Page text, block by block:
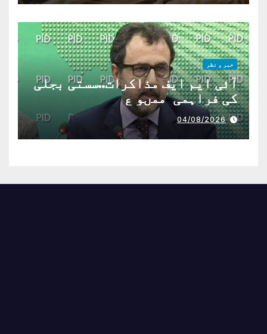
خبر و نظر
آئی ایم ایف مذاکرات..سستی بجلی
کی فراہمی ممںو ع
04/08/2026